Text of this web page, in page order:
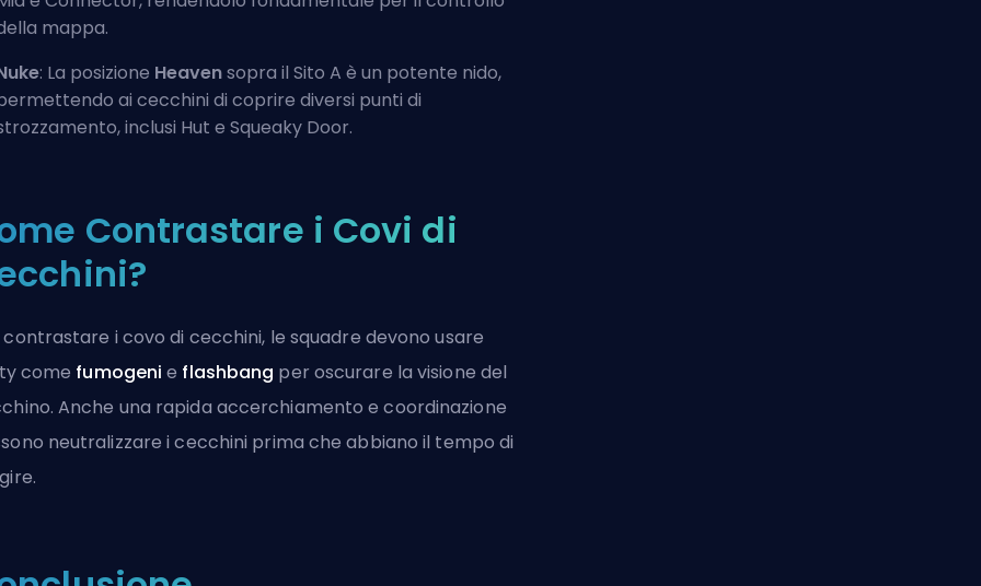
mappa.
: La posizione Heavensopra il Sito A è un potente nido,
ai cecchini di coprire diversi punti di
inclusi Hut e Squeaky Door.
Contrastare i Covi di
contrastare i covo di cecchini, le squadre devono usare
come fumogeni e flashbang per oscurare la visione del
Anche una rapida accerchiamento e coordinazione
neutralizzare i cecchini prima che abbiano il tempo di